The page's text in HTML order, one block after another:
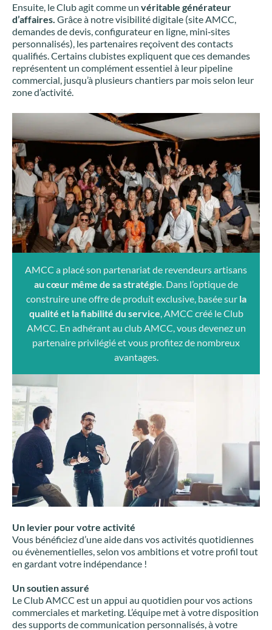
Ensuite, le Club agit comme un véritable générateur
d’affaires. Grâce à notre visibilité digitale (site AMCC,
demandes de devis, configurateur en ligne, mini‑sites
personnalisés), les partenaires reçoivent des contacts
qualifiés. Certains clubistes expliquent que ces demandes
représentent un complément essentiel à leur pipeline
commercial, jusqu’à plusieurs chantiers par mois selon leur
zone d’activité.
AMCC a placé son partenariat de revendeurs artisans
au cœur même de sa stratégie . Dans l’optique de
construire une offre de produit exclusive, basée sur la
qualité et la fiabilité du service , AMCC créé le Club
AMCC. En adhérant au club AMCC, vous devenez un
partenaire privilégié et vous profitez de nombreux
avantages.
Un levier pour votre activité
Vous bénéficiez d’une aide dans vos activités quotidiennes
ou évènementielles, selon vos ambitions et votre profil tout
en gardant votre indépendance !
Un soutien assuré
Le Club AMCC est un appui au quotidien pour vos actions
commerciales et marketing. L’équipe met à votre disposition
des supports de communication personnalisés, à votre